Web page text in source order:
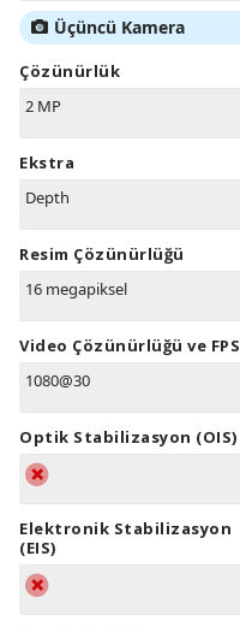
Üçüncü Kamera
Çözünürlük
2 MP
Ekstra
Depth
Resim Çözünürlüğü
16 megapiksel
Video Çözünürlüğü ve FPS
1080@30
Optik Stabilizasyon (OIS)
Elektronik Stabilizasyon
(EIS)